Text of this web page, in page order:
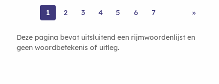
1 2 3 4 5 6 7 »
Deze pagina bevat uitsluitend een rijmwoordenlijst en
geen woordbetekenis of uitleg.